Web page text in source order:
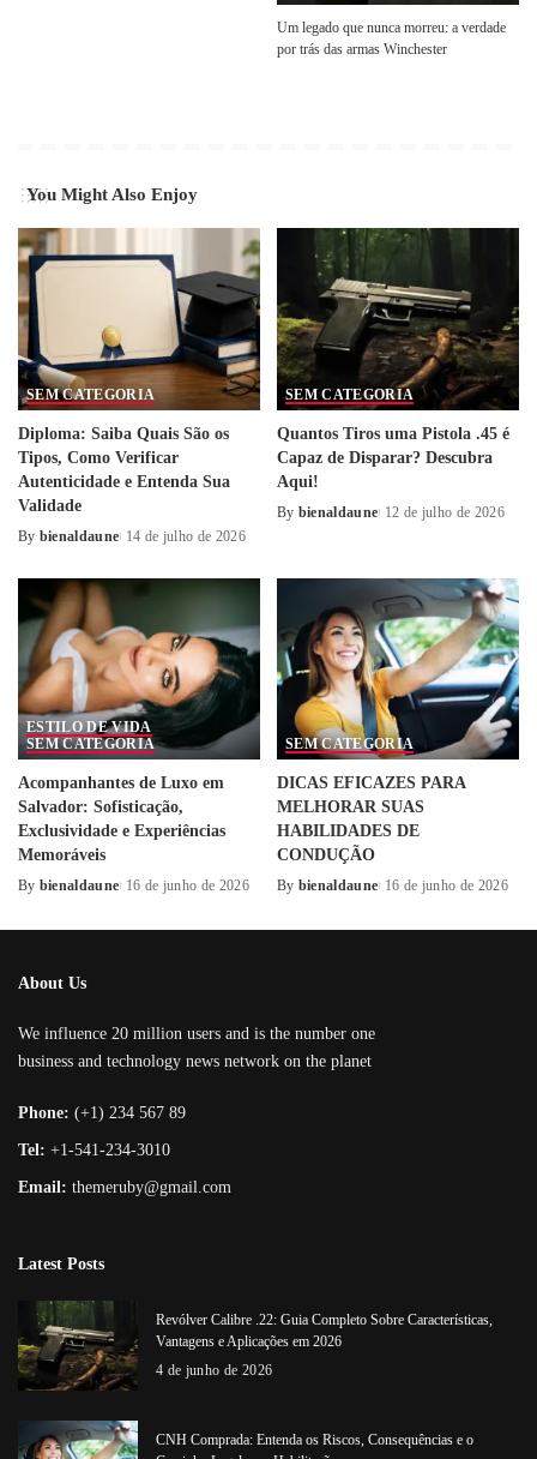
Um legado que nunca morreu: a verdade
por trás das armas Winchester
You Might Also Enjoy
SEM CATEGORIA
Diploma: Saiba Quais São os
Tipos, Como Verificar
Autenticidade e Entenda Sua
Validade
Posted
By bienaldaune 14 de julho de 2026
SEM CATEGORIA
Quantos Tiros uma Pistola .45 é
Capaz de Disparar? Descubra
Aqui!
Posted
By bienaldaune 12 de julho de 2026
ESTILO DE VIDA
SEM CATEGORIA
Acompanhantes de Luxo em
Salvador: Sofisticação,
Exclusividade e Experiências
Memoráveis
Posted
By bienaldaune 16 de junho de 2026
SEM CATEGORIA
DICAS EFICAZES PARA
MELHORAR SUAS
HABILIDADES DE
CONDUÇÃO
Posted
By bienaldaune 16 de junho de 2026
About Us
We influence 20 million users and is the number one
business and technology news network on the planet
Phone: (+1) 234 567 89
Tel: +1-541-234-3010
Email: themeruby@gmail.com
Latest Posts
Revólver Calibre .22: Guia Completo Sobre Características,
Vantagens e Aplicações em 2026
4 de junho de 2026
CNH Comprada: Entenda os Riscos, Consequências e o